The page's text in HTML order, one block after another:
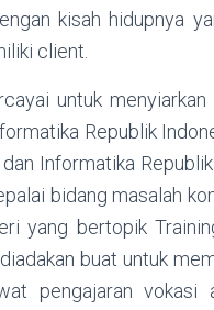
kisah hidupnya
client.
untuk
Republik
Informatika
bidang masalah
yang bertopik
buat untuk
pengajaran vokasi